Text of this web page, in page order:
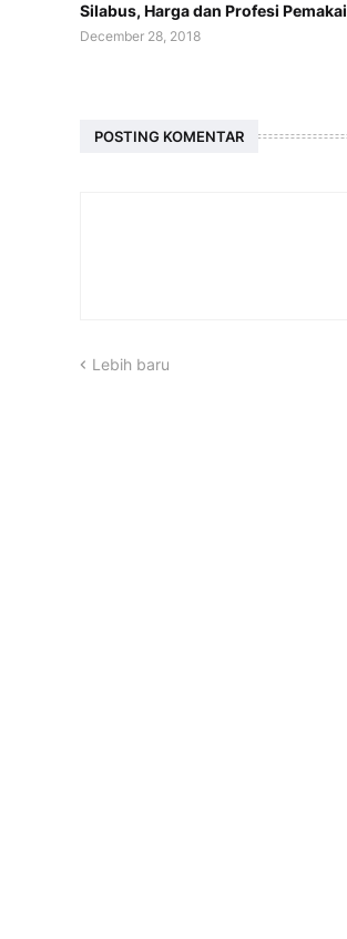
Silabus, Harga dan Profesi Pemakai
December 28, 2018
POSTING KOMENTAR
Lebih baru